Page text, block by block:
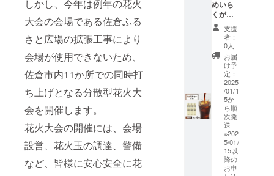
しかし、今年は例年の花火
大会の会場である佐倉ふる
さと広場の拡張工事により
会場が使用できないため、
佐倉市内11か所での同時打
ち上げとなる分散型花火大
会を開催します。
花火大会の開催には、会場
設営、花火玉の調達、警備
など、皆様に安心安全に花
めいら
くが、
自信を
もって
お届け
する、
ホテ
ル・レ
ストラ
ンで使
用さ
れ、好
評をい
ただい
ている
アイス
コー
ヒー(無
支援
者：
0人
お届
け予
定：
2025
/01/1
5か
ら順
次発
送
※202
5/01/
15以
降の
お申